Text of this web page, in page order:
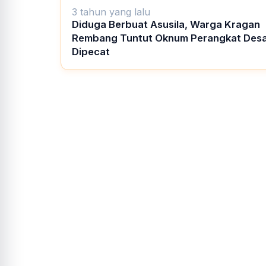
3 tahun yang lalu
Diduga Berbuat Asusila, Warga Kragan
Rembang Tuntut Oknum Perangkat
Dipecat